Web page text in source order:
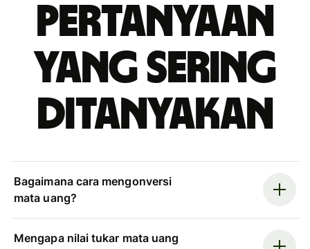
Pertanyaan
yang sering
ditanyakan
Bagaimana cara mengonversi
mata uang?
Mengapa nilai tukar mata uang